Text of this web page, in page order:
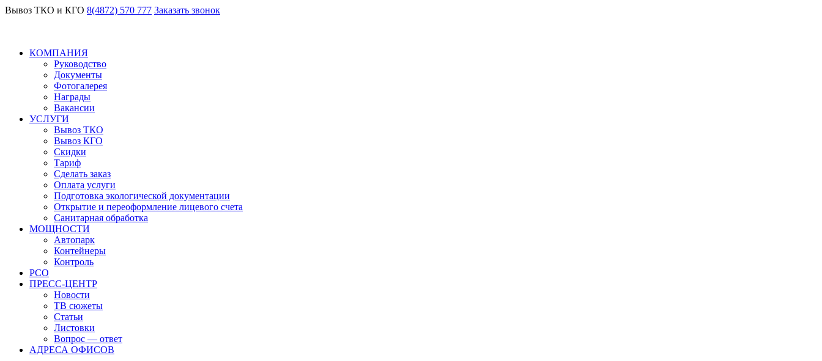
Вывоз ТКО и КГО 8(4872) 570 777 Заказать звонок
КОМПАНИЯ
Руководство
Документы
Фотогалерея
Награды
Вакансии
УСЛУГИ
Вывоз ТКО
Вывоз КГО
Скидки
Тариф
Сделать заказ
Оплата услуги
Подготовка экологической документации
Открытие и переоформление лицевого счета
Санитарная обработка
МОЩНОСТИ
Автопарк
Контейнеры
Контроль
РСО
ПРЕСС-ЦЕНТР
Новости
ТВ сюжеты
Статьи
Листовки
Вопрос — ответ
АДРЕСА ОФИСОВ